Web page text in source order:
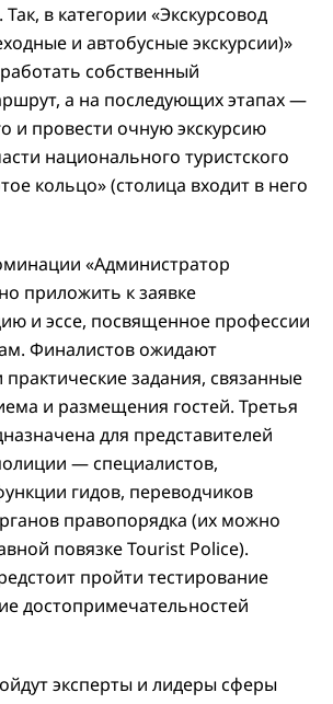
в категории «Экскурсовод
и автобусные экскурсии)»
собственный
а на последующих этапах —
и провести очную экскурсию
национального туристского
кольцо» (столица входит в него
«Администратор
приложить к заявке
и эссе, посвященное профессии
Финалистов ожидают
практические задания, связанные
и размещения гостей. Третья
для представителей
— специалистов,
гидов, переводчиков
правопорядка (их можно
повязке Tourist Police).
пройти тестирование
достопримечательностей
эксперты и лидеры сферы